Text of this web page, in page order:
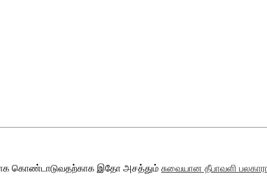
கொண்டாடுவதற்காக இதோ அசத்தும் சுவையான தீபாவளி